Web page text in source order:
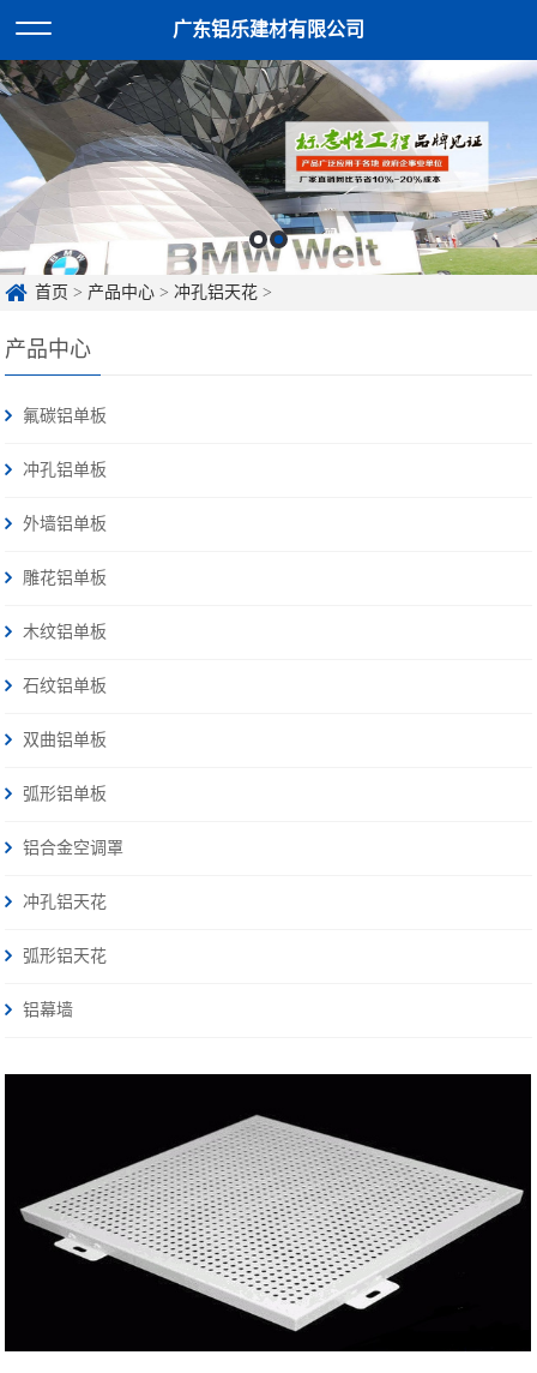
广东铝乐建材有限公司
首页 > 产品中心 >冲孔铝天花 >
产品中心
氟碳铝单板
冲孔铝单板
外墙铝单板
雕花铝单板
木纹铝单板
石纹铝单板
双曲铝单板
弧形铝单板
铝合金空调罩
冲孔铝天花
弧形铝天花
铝幕墙